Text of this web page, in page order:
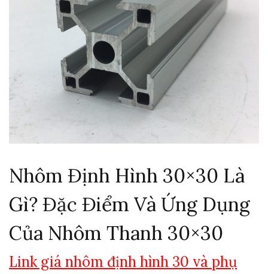
Nhôm Định Hình 30×30 Là
Gì? Đặc Điểm Và Ứng Dụng
Của Nhôm Thanh 30×30
Link giá nhôm định hình 30 và phụ